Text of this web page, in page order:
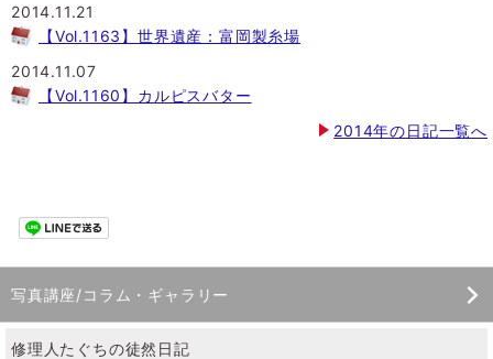
2014.11.21
【Vol.1163】世界遺産：富岡製糸場
2014.11.07
【Vol.1160】カルピスバター
2014年の日記一覧へ
写真講座/コラム・ギャラリー
修理人たぐちの徒然日記